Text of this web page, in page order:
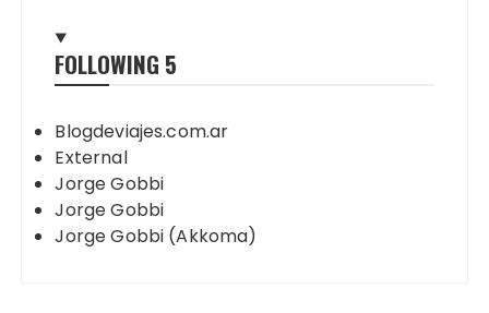
FOLLOWING 5
Blogdeviajes.com.ar
External
Jorge Gobbi
Jorge Gobbi
Jorge Gobbi (Akkoma)